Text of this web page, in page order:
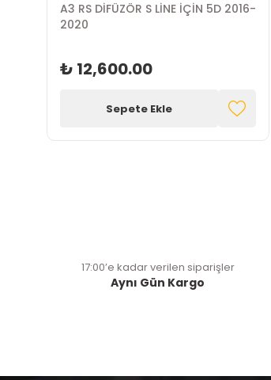
A3 RS DİFÜZÖR S LİNE İÇİN 5D 2016-
2020
₺ 12,600.00
Sepete Ekle
17:00’e kadar verilen siparişler
Aynı Gün Kargo